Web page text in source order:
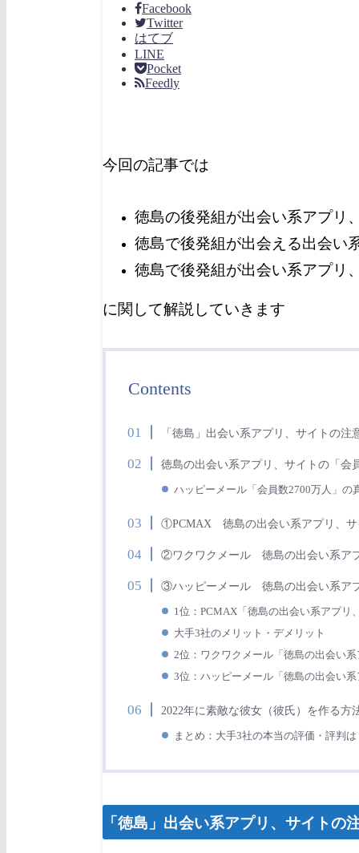
Facebook
Twitter
はてブ
LINE
Pocket
Feedly
今回の記事では
徳島の後発組が出会い系アプリ
徳島で後発組が出会える出会い
徳島で後発組が出会い系アプリ
に関して解説していきます
Contents
「徳島 」出会い系アプリ、サイトの注
徳島の出会い系アプリ、サイトの「会
ハッピーメール「会員数2700万人」の
①PCMAX 徳島の出会い系アプリ、
②ワクワクメール 徳島の出会い系
③ハッピーメール 徳島の出会い系
1位：PCMAX「徳島の出会い系アプ
大手3社のメリット・デメリット
2位：ワクワクメール「徳島の出会い
3位：ハッピーメール「徳島の出会い
2022年に素敵な彼女（彼氏）を作る方
まとめ：大手3社の本当の評価・評判は
「 徳島 」出会い系アプリ、サイトの